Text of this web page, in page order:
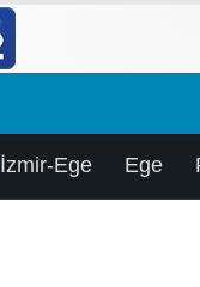
İzmir-Ege Ege